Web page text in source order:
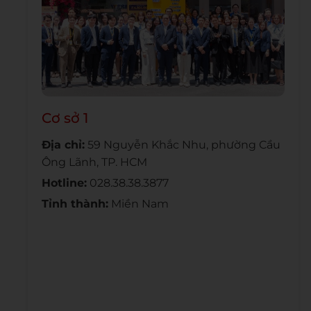
Cơ sở 1
Địa chỉ: 59 Nguyễn Khắc Nhu, phường Cầu
Ông Lãnh, TP. HCM
Hotline: 028.38.38.3877
Tỉnh thành: Miền Nam